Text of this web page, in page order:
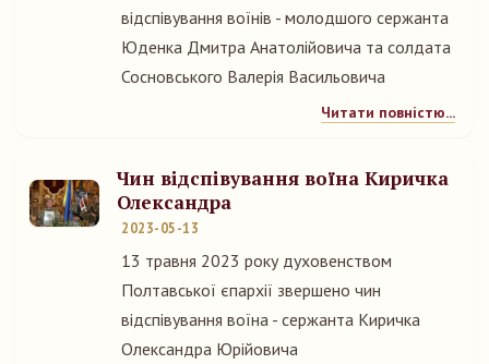
відспівування воїнів - молодшого сержанта
Юденка Дмитра Анатолійовича та солдата
Сосновського Валерія Васильовича
Читати повністю...
Чин відспівування воїна Киричка
Олександра
2023-05-13
13 травня 2023 року духовенством
Полтавської єпархії звершено чин
відспівування воїна - сержанта Киричка
Олександра Юрійовича